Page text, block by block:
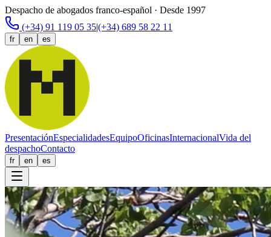
Despacho de abogados franco-español · Desde 1997
(+34) 91 119 05 35|(+34) 689 58 22 11
fr en es
PresentaciónEspecialidadesEquipoOficinasInternacionalVida del
despachoContacto
fr en es